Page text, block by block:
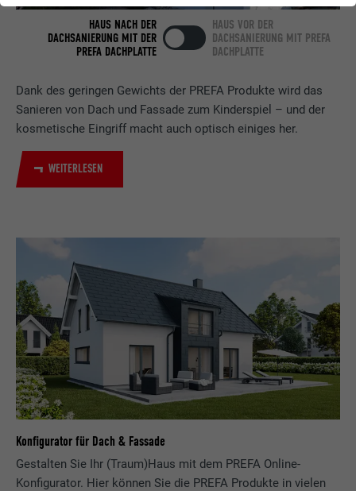
Dank des geringen Gewichts der PREFA Produkte wird das
Sanieren von Dach und Fassade zum Kinderspiel – und der
kosmetische Eingriff macht auch optisch einiges her.
WEITERLESEN
HAUS NACH DER
DACHSANIERUNG MIT DER
PREFA DACHPLATTE
HAUS VOR DER
DACHSANIERUNG MIT PREFA
DACHPLATTE
Konfigurator für Dach & Fassade
Gestalten Sie Ihr (Traum)Haus mit dem PREFA Online-
Konfigurator. Hier können Sie die PREFA Produkte in vielen